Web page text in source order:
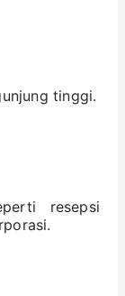
tinggi.
resepsi